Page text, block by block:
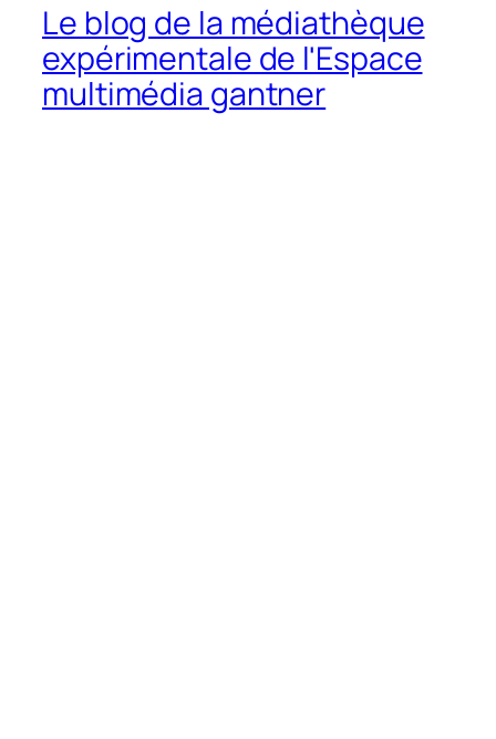
Le blog de la médiathèque
expérimentale de l'Espace
multimédia gantner